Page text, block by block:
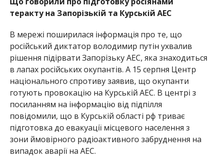
теракту на Запорізькій та Курській АЕС
В мережі поширилася інформація про те, що
російський диктатор володимир путін ухвалив
рішення підірвати Запорізьку АЕС, яка знаходиться
в лапах російських окупантів. А 15 серпня Центр
національного спротиву заявив, що окупанти
готують провокацію на Курській АЕС. В центрі з
посиланням на інформацію від підпілля
повідомили, що в Курській області рф триває
підготовка до евакуації місцевого населення з
зони ймовірного радіоактивного забруднення на
випадок аварії на АЕС.